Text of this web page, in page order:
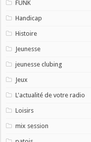
FUNK
Handicap
Histoire
Jeunesse
jeunesse clubing
Jeux
L'actualité de votre radio
Loisirs
mix session